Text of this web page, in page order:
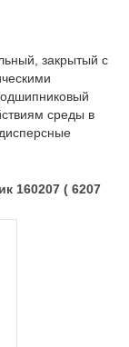
закрытый с
среды в
160207 ( 6207